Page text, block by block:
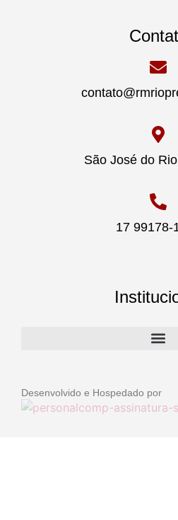
São José do
17 99178-
Desenvolvido e Hospedado por